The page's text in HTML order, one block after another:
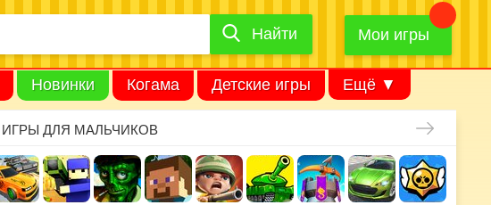
Найти
Найти Мои игры
Новинки Когама Детские игры Ещё ▼
ИГРЫ ДЛЯ МАЛЬЧИКОВ